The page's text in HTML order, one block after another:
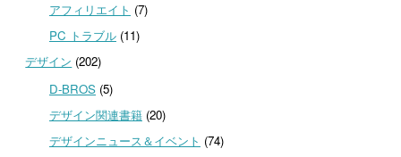
アフィリエイト (7)
PC トラブル(11)
デザイン (202)
D-BROS(5)
デザイン関連書籍(20)
デザインニュース＆イベント (74)